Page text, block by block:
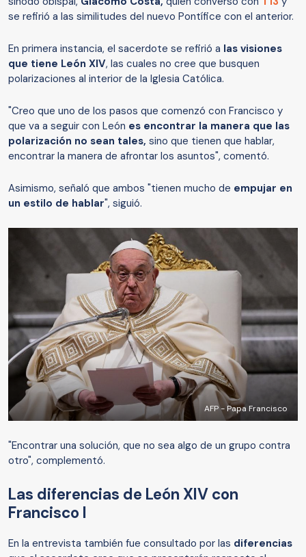
se refirió a las similitudes del nuevo Pontífice con el anterior.
En primera instancia, el sacerdote se refirió a las visiones
que tiene León XIV, las cuales no cree que busquen
polarizaciones al interior de la Iglesia Católica.
"Creo que uno de los pasos que comenzó con Francisco y
que va a seguir con León es encontrar la manera que las
polarización no sean tales, sino que tienen que hablar,
encontrar la manera de afrontar los asuntos", comentó.
Asimismo, señaló que ambos "tienen mucho de empujar en
un estilo de hablar", siguió.
AFP - Papa Francisco
"Encontrar una solución, que no sea algo de un grupo contra
otro", complementó.
Las diferencias de León XIV con
Francisco I
En la entrevista también fue consultado por las diferencias